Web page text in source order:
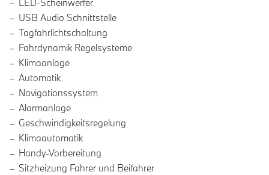
LED-Scheinwerfer
USB Audio Schnittstelle
Tagfahrlichtschaltung
Fahrdynamik Regelsysteme
Klimaanlage
Automatik
Navigationssystem
Alarmanlage
Geschwindigkeitsregelung
Klimaautomatik
Handy-Vorbereitung
Sitzheizung Fahrer und Beifahrer